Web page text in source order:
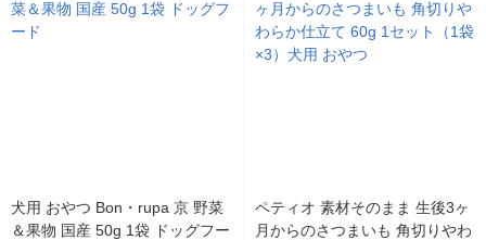
犬用 おやつ Bon・rupa 京 野菜
＆果物 国産 50g 1袋 ドッグフー
ペティオ 素材そのまま 生後3ヶ
月からのさつまいも 角切りやわ